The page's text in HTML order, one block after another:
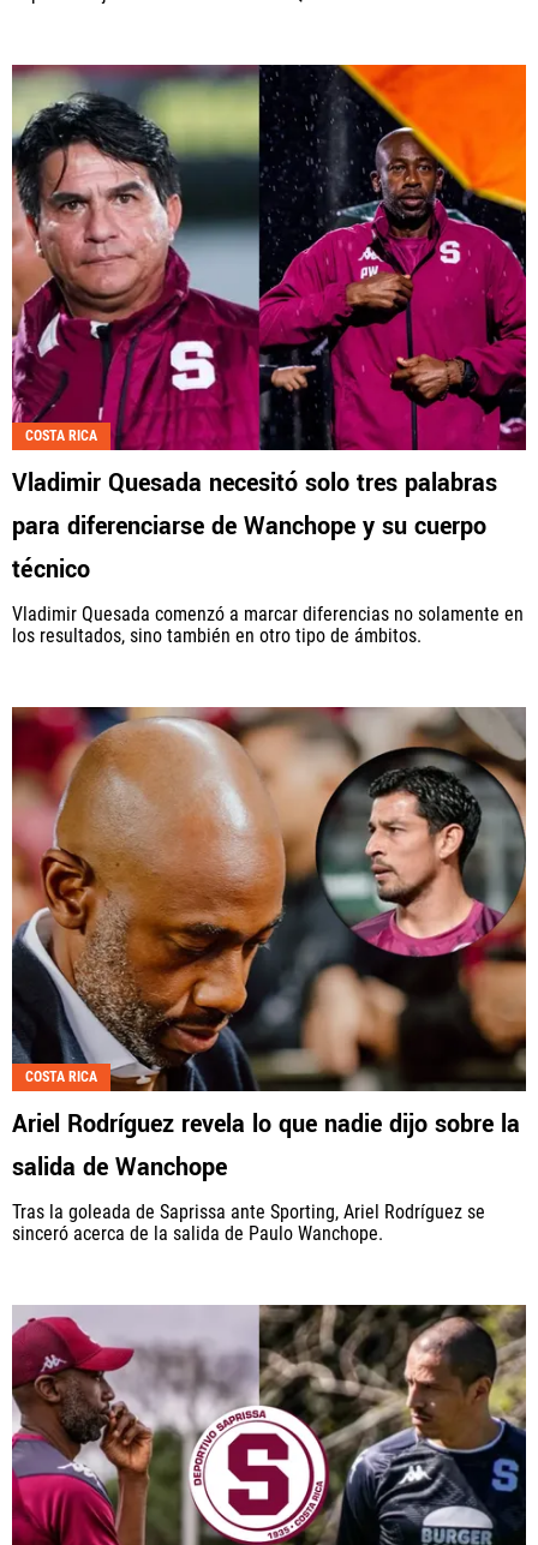
COSTA RICA
Vladimir Quesada necesitó solo tres palabras
para diferenciarse de Wanchope y su cuerpo
técnico
Vladimir Quesada comenzó a marcar diferencias no solamente en
los resultados, sino también en otro tipo de ámbitos.
COSTA RICA
Ariel Rodríguez revela lo que nadie dijo sobre la
salida de Wanchope
Tras la goleada de Saprissa ante Sporting, Ariel Rodríguez se
sinceró acerca de la salida de Paulo Wanchope.